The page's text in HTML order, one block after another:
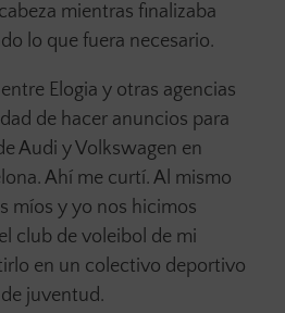
mientras finalizaba
lo que fuera necesario.
Elogia y otras agencias
de hacer anuncios para
Audi y Volkswagen en
Ahí me curtí. Al mismo
míos y yo nos hicimos
club de voleibol de mi
en un colectivo deportivo
juventud.